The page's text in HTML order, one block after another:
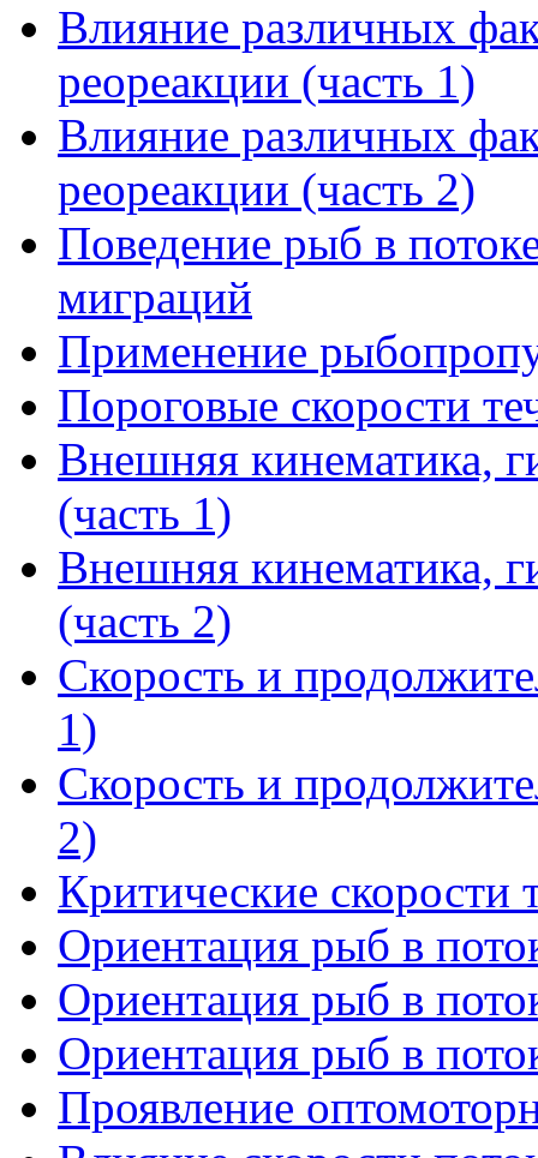
Влияние различных
реореакции (часть 1)
Влияние различных
реореакции (часть 2)
Поведение рыб в
миграций
Применение
Пороговые скорости
Внешняя кинематика,
(часть 1)
Внешняя кинематика,
(часть 2)
Скорость и
1)
Скорость и
2)
Критические скорости
Ориентация рыб в
Ориентация рыб в
Ориентация рыб в
Проявление